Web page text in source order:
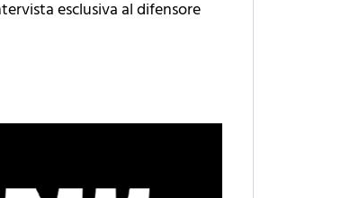
esclusiva al difensore